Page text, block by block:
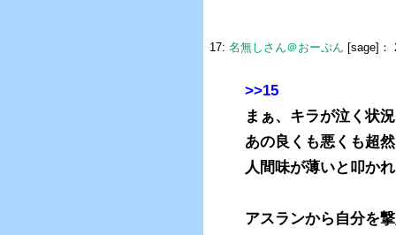
17: 名無しさん＠おーぷん [sage]：
>>15
まぁ、キラが泣く状
あの良くも悪くも超
人間味が薄いと叩か
アスランから自分を